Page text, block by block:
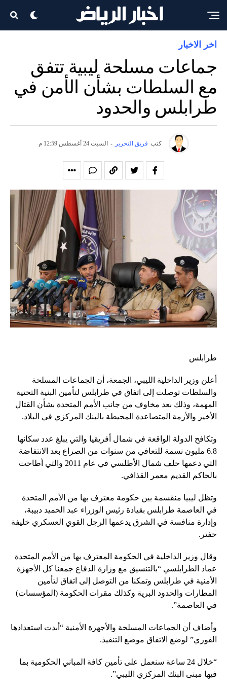
اخر الاخبار
جماعات مسلحة ليبية تتفق
مع السلطات بشأن الأمن في
طرابلس والحدود
كتب فريق التحرير - السبت 24 أغسطس 12:59 م
طرابلس
أعلن وزير الداخلية الليبي، الجمعة، أن الجماعات المسلحة
والسلطات توصلت إلى اتفاق في طرابلس لتأمين البنية التحتية
المهمة، وذلك بعد مخاوف من جانب الأمم المتحدة بشأن القتال
الأخير والأزمة المتصاعدة المحيطة بالبنك المركزي في البلاد.
وتكافح الدولة الواقعة في شمال أفريقيا والتي يبلغ عدد سكانها
6.8 مليون نسمة للتعافي من سنوات من الصراع بعد الانتفاضة
التي دعمها حلف شمال الأطلسي في عام 2011 والتي أطاحت
بالحاكم القديم معمر القذافي.
وتظل ليبيا منقسمة بين حكومة معترف بها من الأمم المتحدة
في العاصمة طرابلس بقيادة رئيس الوزراء عبد الحميد دبيبة،
وإدارة منافسة في الشرق يدعمها الرجل القوي العسكري خليفة
حفتر.
وقال وزير الداخلية في الحكومة المعترف بها من الأمم المتحدة
عماد الطرابلسي “بالتنسيق مع وزارة الدفاع جمعنا كل الأجهزة
الأمنية في طرابلس وتمكنا من التوصل إلى اتفاق لتأمين
المطارات والحدود البرية وكذلك مقرات الحكومة (المؤسسات)
في العاصمة”.
وأضاف أن الجماعات المسلحة والأجهزة الأمنية “أبدت استعدادها
الفوري” لوضع الاتفاق موضع التنفيذ.
“خلال 24 ساعة سنعمل على تأمين كافة المباني الحكومية بما
فيها مبنى البنك المركزي الليبي”.